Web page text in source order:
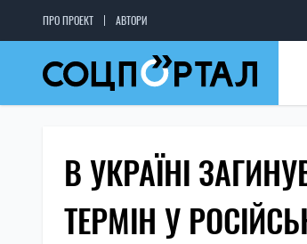
ПРО ПРОЕКТ АВТОРИ
В УКРАЇНІ
ТЕРМІН У